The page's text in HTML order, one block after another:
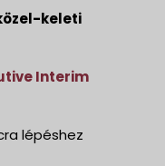
keleti
Interim
lépéshez